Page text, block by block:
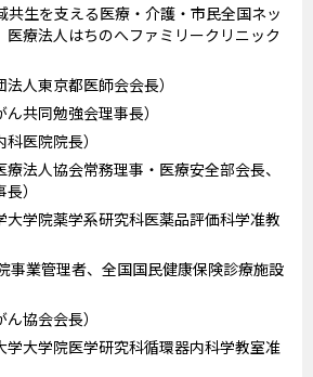
共生を支える医療・介護・市民全国ネッ
医療法人はちのへファミリークリニック
人東京都医師会会長）
共同勉強会理事長）
医院院長）
法人協会常務理事・医療安全部会長、
）
大学院薬学系研究科医薬品評価科学准教
事業管理者、全国国民健康保険診療施設
協会会長）
学大学院医学研究科循環器内科学教室准